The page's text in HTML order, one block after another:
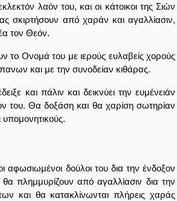
λαόν του, και οι κάτοικοι της Σιών
σκιρτήσουν από χαράν και αγαλλίασιν,
τον Θεόν.
το Ονομά του με ιερούς ευλαβείς χορούς
και με την συνοδείαν κιθάρας.
και πάλιν και δεικνύει την ευμένειάν
του. Θα δοξάση και θα χαρίση σωτηρίαν
αφωσιωμένοι δούλοι του δια την ένδοξον
πλημμυρίζουν από αγαλλίασιν δια την
και θα κατακλίνωνται πλήρεις χαράς